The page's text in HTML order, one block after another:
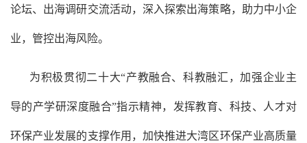
论坛、出海调研交流活动，深入探索出海策略，助力中小企
业，管控出海风险。
为积极贯彻二十大“产教融合、科教融汇，加强企业主
导的产学研深度融合”指示精神，发挥教育、科技、人才对
环保产业发展的支撑作用，加快推进大湾区环保产业高质量